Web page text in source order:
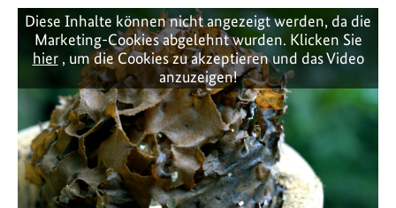
Diese Inhalte können nicht angezeigt werden, da die
Marketing-Cookies abgelehnt wurden. Klicken Sie
hier, um die Cookies zu akzeptieren und das Video
anzuzeigen!